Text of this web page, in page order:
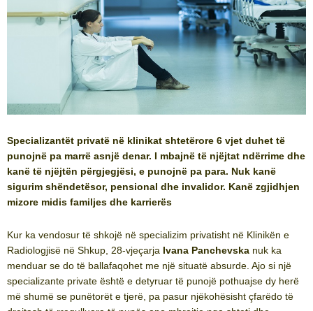
Specializantët privatë në klinikat shtetërore 6 vjet duhet të
punojnë pa marrë asnjë denar. I mbajnë të njëjtat ndërrime dhe
kanë të njëjtën përgjegjësi, e punojnë pa para. Nuk kanë
sigurim shëndetësor, pensional dhe invalidor. Kanë zgjidhjen
mizore midis familjes dhe karrierës
Kur ka vendosur të shkojë në specializim privatisht në Klinikën e
Radiologjisë në Shkup, 28-vjeçarja Ivana Panchevska nuk ka
menduar se do të ballafaqohet me një situatë absurde. Ajo si një
specializante private është e detyruar të punojë pothuajse dy herë
më shumë se punëtorët e tjerë, pa pasur njëkohësisht çfarëdo të